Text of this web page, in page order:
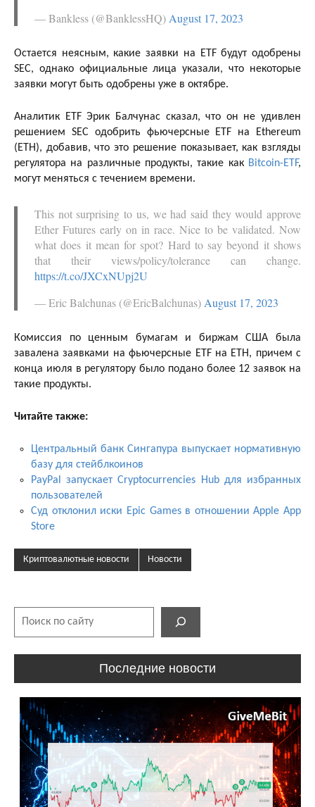
— Bankless (@BanklessHQ) August 17, 2023
Остается неясным, какие заявки на ETF будут одобрены
SEC, однако официальные лица указали, что некоторые
заявки могут быть одобрены уже в октябре.
Аналитик ETF Эрик Балчунас сказал, что он не удивлен
решением SEC одобрить фьючерсные ETF на Ethereum
(ETH), добавив, что это решение показывает, как взгляды
регулятора на различные продукты, такие как Bitcoin-ETF,
могут меняться с течением времени.
This not surprising to us, we had said they would approve
Ether Futures early on in race. Nice to be validated. Now
what does it mean for spot? Hard to say beyond it shows
that their views/policy/tolerance can change.
https://t.co/JXCxNUpj2U
— Eric Balchunas (@EricBalchunas) August 17, 2023
Комиссия по ценным бумагам и биржам США была
завалена заявками на фьючерсные ETF на ETH, причем с
конца июля в регулятору было подано более 12 заявок на
такие продукты.
Читайте также:
Центральный банк Сингапура выпускает нормативную
базу для стейблкоинов
PayPal запускает Cryptocurrencies Hub для избранных
пользователей
Суд отклонил иски Epic Games в отношении Apple App
Store
Криптовалютные новости Новости
Последние новости